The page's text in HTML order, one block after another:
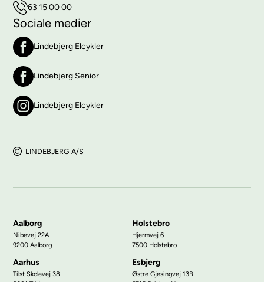
63 15 00 00
Sociale medier
Lindebjerg Elcykler
Lindebjerg Senior
Lindebjerg Elcykler
LINDEBJERG A/S
Aalborg
Nibevej 22A
9200 Aalborg
Holstebro
Hjermvej 6
7500 Holstebro
Aarhus
Tilst Skolevej 38
Esbjerg
Østre Gjesingvej 13B